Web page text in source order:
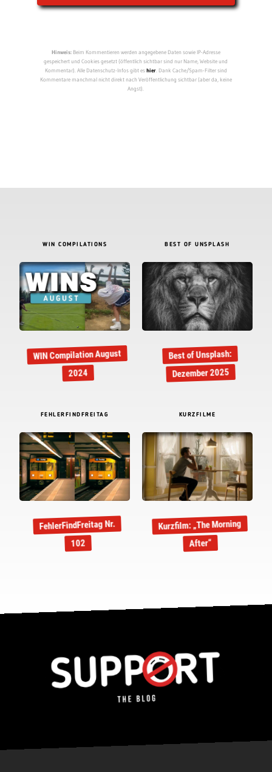
Hinweis:Beim Kommentieren werden angegebene Daten sowie IP-Adresse
gespeichert und Cookies gesetzt (öffentlich sichtbar sind nur Name, Website und
Kommentar). Alle Datenschutz-Infos gibt eshier. Dank Cache/Spam-Filter sind
Kommentare manchmal nicht direkt nach Veröffentlichung sichtbar (aber da, keine
Angst).
WIN COMPILATIONS
WIN Compilation August
2024
BEST OF UNSPLASH
Best of Unsplash:
Dezember 2025
FEHLERFINDFREITAG
FehlerFindFreitag Nr.
102
KURZFILME
Kurzfilm: „The Morning
After“